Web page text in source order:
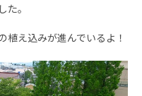
。
植え込みが進んでいるよ！